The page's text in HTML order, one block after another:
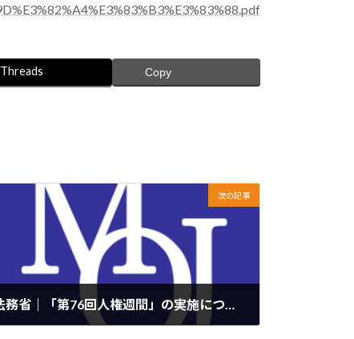
Threads Copy
次の記事
法務省｜「第76回人権週間」の実施について